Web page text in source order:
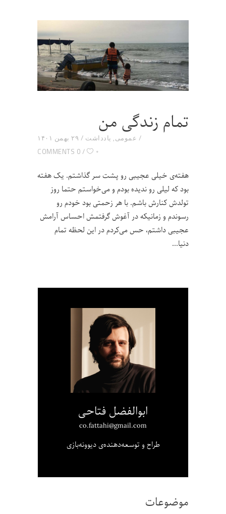
تمام زندگی من
۲۹ بهمن ۱۴۰۱ عمومی, یادداشت
0 COMMENTS
۰
هفته‌ی خیلی عجیبی رو پشت سر گذاشتم. یک هفته
بود که لیلی رو ندیده بودم و می‌خواستم حتما روز
تولدش کنارش باشم. با هر زحمتی بود خودم رو
رسوندم و زمانیکه در آغوش گرفتمش احساس آرامش
عجیبی داشتم، حس می‌کردم در این لحظه تمام
دنیا
ابوالفضل فتاحی
co.fattahi@gmail.com
طراح و توسعه‌دهنده‌ی دیوونه‌بازی
موضوعات